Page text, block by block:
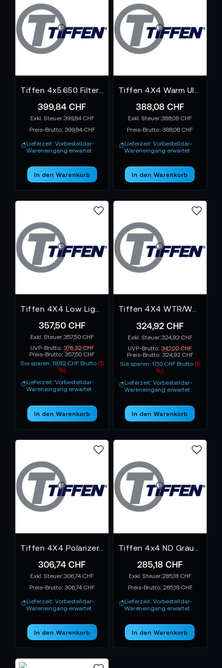
399,84 CHF
399,84 CHF
Preis-Brutto: 399,84 CHF
Lieferzeit: Vorbestelldar-
Wareneingang erwartet
In den Warenkorb
388,08 CHF
388,08 CHF
Preis-Brutto: 388,08 CHF
Lieferzeit: Vorbestelldar-
Wareneingang erwartet
In den Warenkorb
357,50 CHF
357,50 CHF
UVP-Brutto: 376,32 CHF
Preis-Brutto: 357,50 CHF
Sie sparen: 18,82 CHF Brutto(5
%)
Lieferzeit: Vorbestelldar-
Wareneingang erwartet
In den Warenkorb
324,92 CHF
324,92 CHF
UVP-Brutto: 342,02 CHF
Preis-Brutto: 324,92 CHF
Sie sparen: 17,10 CHF Brutto (5
%)
Lieferzeit: Vorbestelldar-
Wareneingang erwartet
In den Warenkorb
306,74 CHF
306,74 CHF
Preis-Brutto: 306,74 CHF
Lieferzeit: Vorbestelldar-
Wareneingang erwartet
In den Warenkorb
285,18 CHF
285,18 CHF
Preis-Brutto: 285,18 CHF
Lieferzeit: Vorbestelldar-
Wareneingang erwartet
In den Warenkorb